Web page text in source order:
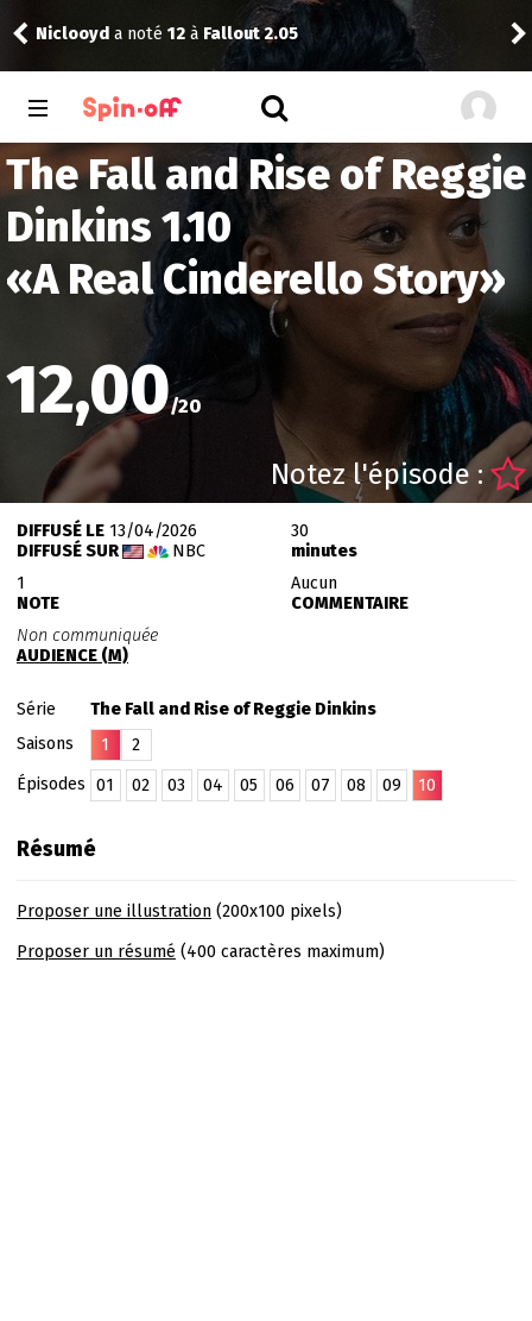
Niclooyd a noté 12 à Fallout 2.05
The Fall and Rise of Reggie
Dinkins 1.10
«A Real Cinderello Story»
12,00/20
Notez l'épisode :
DIFFUSÉ LE13/04/2026
DIFFUSÉ SUR
NBC
30
minutes
1
NOTE
Aucun
COMMENTAIRE
Non communiquée
AUDIENCE (M)
Série
The Fall and Rise of Reggie Dinkins
Saisons
1
2
Épisodes
01 02 03 04 05 06 07 08 09 10
Résumé
Proposer une illustration(200x100 pixels)
Proposer un résumé (400 caractères maximum)